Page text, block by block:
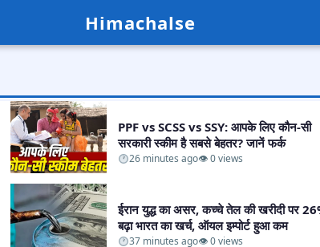
Himachalse
PPF vs SCSS vs SSY: आपके लिए कौन-सी
सरकारी स्कीम है सबसे बेहतर? जानें फर्क​
26 minutes ago👁 0 views
ईरान युद्ध का असर, कच्चे तेल की खरीदी पर
बढ़ा भारत का खर्च, ऑयल इम्पोर्ट हुआ कम​
37 minutes ago👁 0 views